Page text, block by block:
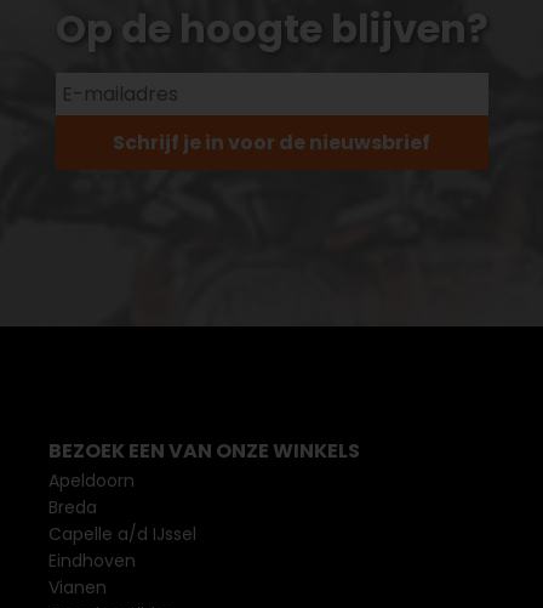
Op de hoogte blijven?
Schrijf je in voor de nieuwsbrief
BEZOEK EEN VAN ONZE WINKELS
Apeldoorn
Breda
Capelle a/d IJssel
Eindhoven
Vianen